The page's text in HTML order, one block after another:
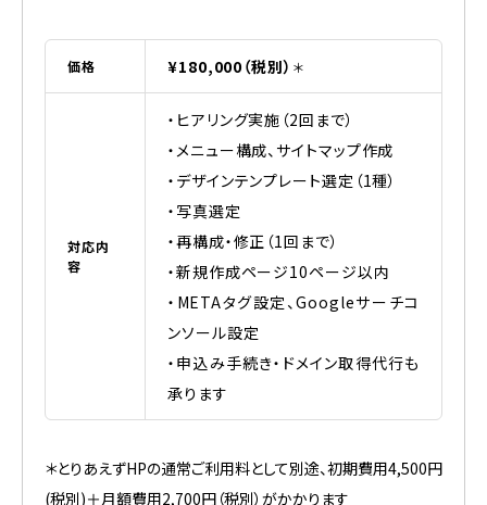
価格 ¥180,000（税別） ＊
対応内
容
・ヒアリング実施（2回まで）
・メニュー構成、サイトマップ作成
・デザインテンプレート選定（1種）
・写真選定
・再構成・修正（1回まで）
・新規作成ページ10ページ以内
・METAタグ設定、Googleサーチコ
ンソール設定
・申込み手続き・ドメイン取得代行も
承ります
＊とりあえずHPの通常ご利用料として別途、初期費用4,500円
(税別)＋月額費用2,700円（税別）がかかります